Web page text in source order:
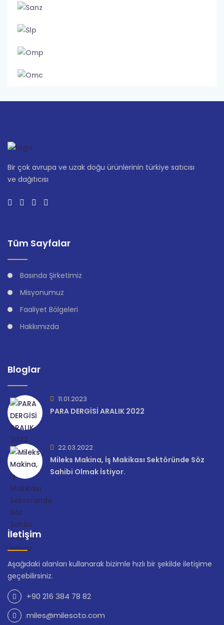
Bir çok avrupa ve uzak doğu ürünlerinin türkiye satıcısı
ve dağıtıcısı
Tüm Sayfalar
Basında Şirketimiz
Misyonumuz
Faaliyet Bölgeleri
Hakkımızda
Bloglar
11.01.2023
PARA DERGİSİ ARALIK 2022
22.03.2022
Mileks Makina, İş Makikası Sektöründe Söz
Sahibi Olmak İstiyor.
İletişim
Aşağıdaki alanları kullanarak bizimle hızlı bir şekilde iletişime
geçebilirsiniz.
+90 216 384 78 82
miles@milesoto.com